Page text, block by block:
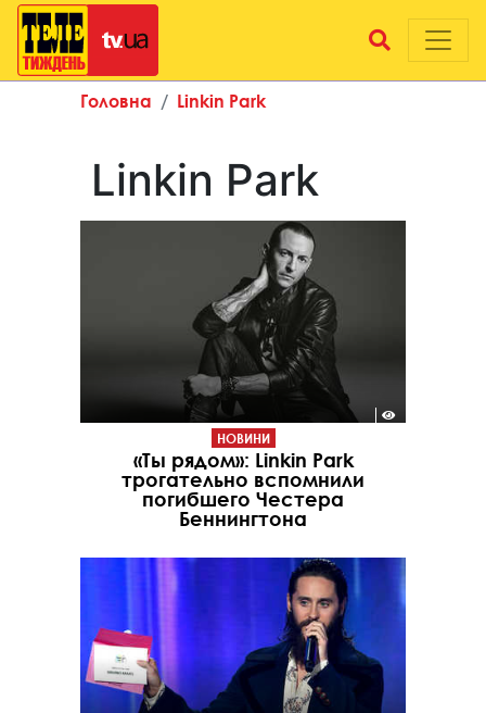
Головна Linkin Park
Linkin Park
НОВИНИ
«Ты рядом»: Linkin Park
трогательно вспомнили
погибшего Честера
Беннингтона